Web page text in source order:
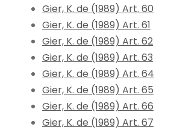
Gier, K. de (1989) Art. 60
Gier, K. de (1989) Art. 61
Gier, K. de (1989) Art. 62
Gier, K. de (1989) Art. 63
Gier, K. de (1989) Art. 64
Gier, K. de (1989) Art. 65
Gier, K. de (1989) Art. 66
Gier, K. de (1989) Art. 67